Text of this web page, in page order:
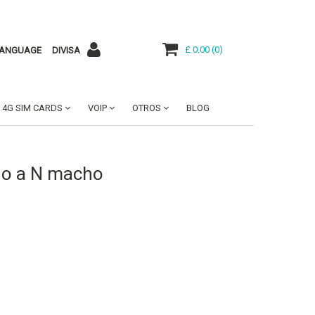
DIVISA £ 0.00 (0)
4G SIM CARDS VOIP OTROS BLOG
a N macho